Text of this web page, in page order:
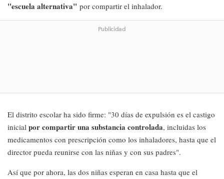
"escuela alternativa" por compartir el inhalador.
Publicidad
El distrito escolar ha sido firme: "30 días de expulsión es el castigo
inicial por compartir una substancia controlada, incluidas los
medicamentos con prescripción como los inhaladores, hasta que el
director pueda reunirse con las niñas y con sus padres".
Así que por ahora, las dos niñas esperan en casa hasta que el